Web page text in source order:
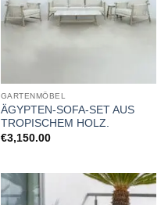
GARTENMÖBEL
ÄGYPTEN-SOFA-SET AUS
TROPISCHEM HOLZ.
€3,150.00